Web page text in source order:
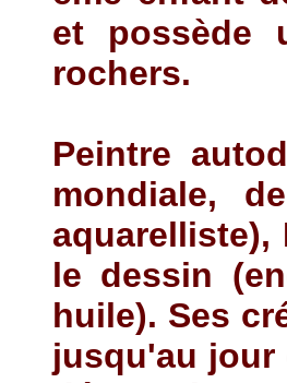
et possède
rochers.
Peintre
mondiale,
aquarelliste),
le dessin
huile). Ses
jusqu'au jour